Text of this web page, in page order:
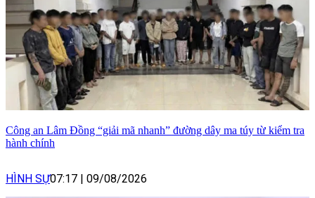
Công an Lâm Đồng “giải mã nhanh” đường dây ma túy từ kiểm tra
hành chính
HÌNH SỰ07:17 09/08/2026